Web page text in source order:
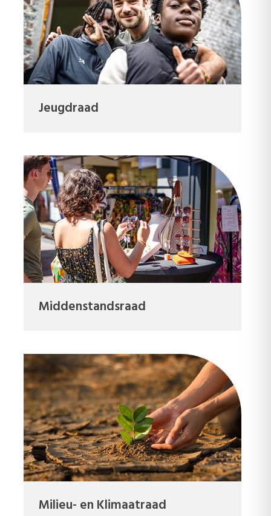
Jeugdraad
Middenstandsraad
Milieu- en Klimaatraad